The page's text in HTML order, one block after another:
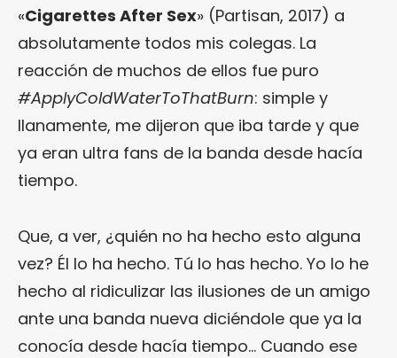
«Cigarettes After Sex» (Partisan, 2017) a
absolutamente todos mis colegas. La
reacción de muchos de ellos fue puro
#ApplyColdWaterToThatBurn: simple y
llanamente, me dijeron que iba tarde y que
ya eran ultra fans de la banda desde hacía
tiempo.
Que, a ver, ¿quién no ha hecho esto alguna
vez? Él lo ha hecho. Tú lo has hecho. Yo lo he
hecho al ridiculizar las ilusiones de un amigo
ante una banda nueva diciéndole que ya la
conocía desde hacía tiempo… Cuando ese